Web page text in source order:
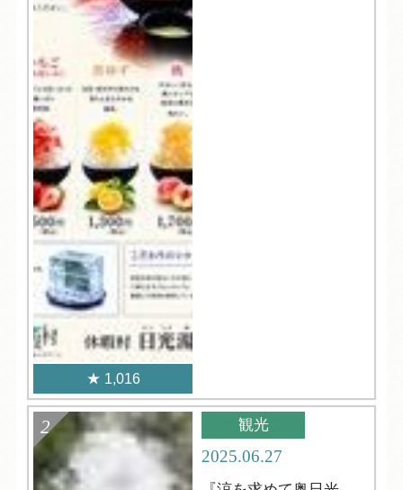
1,016
観光
2025.06.27